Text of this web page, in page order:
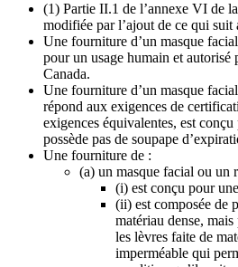
(1) Partie II.1 de l’annexe VI de la
modifiée par l’ajout de ce qui suit
Une fourniture d’un masque
pour un usage humain et autorisé
Canada.
Une fourniture d’un masque
répond aux exigences de
exigences équivalentes, est
possède pas de soupape
Une fourniture de :
(a) un masque facial ou un
(i) est conçu pour
(ii) est composée de
matériau dense,
les lèvres faite de
imperméable qui